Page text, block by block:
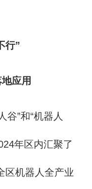
行”
应用
谷”和“机器人
年区内汇聚了
区机器人全产业